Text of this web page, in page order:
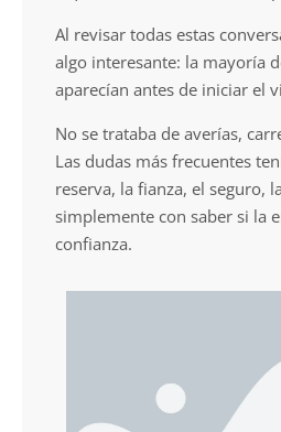
Al revisar todas estas
algo interesante: la mayoría
aparecían antes de iniciar el
No se trataba de averías,
Las dudas más frecuentes
reserva, la fianza, el seguro,
simplemente con saber si la
confianza.